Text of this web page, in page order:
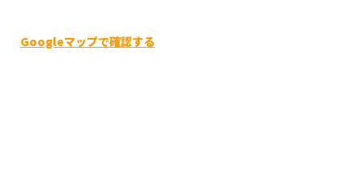
Googleマップで確認する